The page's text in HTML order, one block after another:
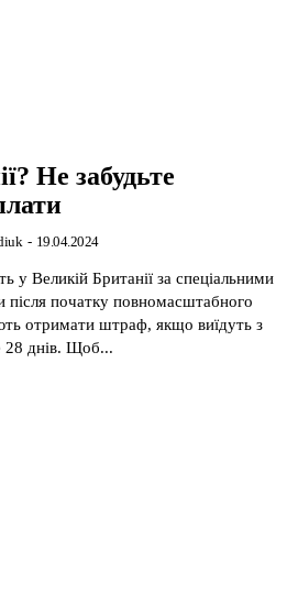
Не забудьте
- 19.04.2024
у Великій Британії за спеціальними
початку повномасштабного
отримати штраф, якщо виїдуть з
28 днів. Щоб...